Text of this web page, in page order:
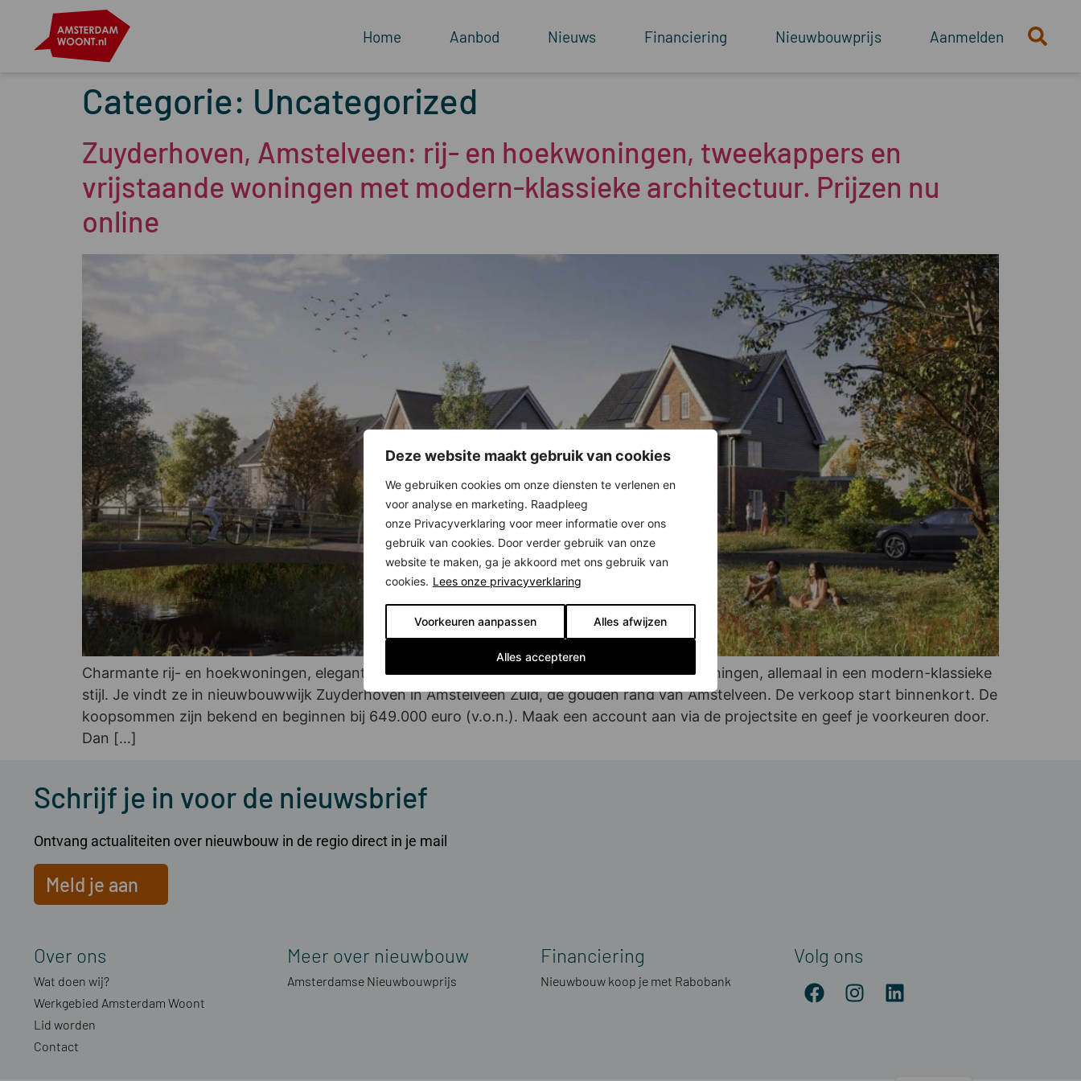
Deze website maakt gebruik van cookies
We gebruiken cookies om onze diensten te verlenen en
voor analyse en marketing. Raadpleeg
onze Privacyverklaring voor meer informatie over ons
gebruik van cookies. Door verder gebruik van onze
website te maken, ga je akkoord met ons gebruik van
cookies. Lees onze privacyverklaring
Voorkeuren aanpassen Alles afwijzen
Alles accepteren
Home Aanbod Nieuws Financiering Nieuwbouwprijs Aanmelden
Categorie: Uncategorized
Zuyderhoven, Amstelveen: rij- en hoekwoningen, tweekappers en
vrijstaande woningen met modern-klassieke architectuur. Prijzen nu
online
Charmante rij- en hoekwoningen, elegante twee-onder-één-kapwoningen en vrijstaande woningen, allemaal in een modern-klassieke
stijl. Je vindt ze in nieuwbouwwijk Zuyderhoven in Amstelveen Zuid, de gouden rand van Amstelveen. De verkoop start binnenkort. De
koopsommen zijn bekend en beginnen bij 649.000 euro (v.o.n.). Maak een account aan via de projectsite en geef je voorkeuren door.
Dan […]
Schrijf je in voor de nieuwsbrief
Ontvang actualiteiten over nieuwbouw in de regio direct in je mail
Meld je aan
Over ons
Wat doen wij?
Werkgebied Amsterdam Woont
Lid worden
Contact
Meer over nieuwbouw
Amsterdamse Nieuwbouwprijs
Financiering
Nieuwbouw koop je met Rabobank
Volg ons